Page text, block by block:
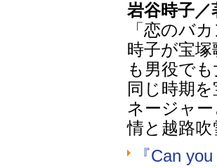
岩谷時子
「恋のバ
時子が宝
も男役で
同じ時期
ネージャ
情と越路
『Can